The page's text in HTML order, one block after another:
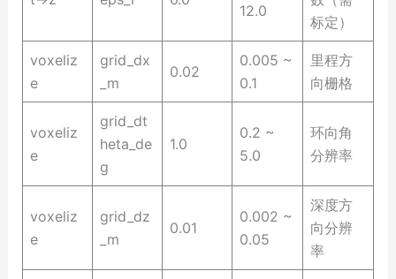
12.0
标定）
voxeliz
e
grid_dx
_m
0.02
0.005 ~
0.1
里程方
向栅格
voxeliz
e
grid_dt
heta_de
g
1.0
0.2 ~
5.0
环向角
分辨率
voxeliz
e
grid_dz
_m
0.01
0.002 ~
0.05
深度方
向分辨
率